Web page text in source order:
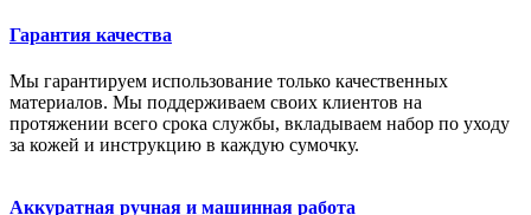
Гарантия качества
Мы гарантируем использование только качественных
материалов. Мы поддерживаем своих клиентов на
протяжении всего срока службы, вкладываем набор по уходу
за кожей и инструкцию в каждую сумочку.
Аккуратная ручная и машинная работа